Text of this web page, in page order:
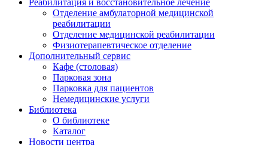
Отделение амбулаторной медицинской
реабилитации
Отделение медицинской реабилитации
Физиотерапевтическое отделение
Дополнительный сервис
Кафе (столовая)
Парковая зона
Парковка для пациентов
Немедицинские услуги
Библиотека
О библиотеке
Каталог
Новости центра